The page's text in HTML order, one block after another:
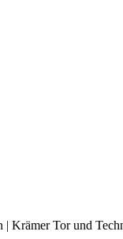
| Krämer Tor und